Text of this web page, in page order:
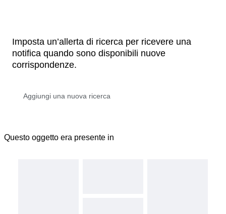
Imposta un’allerta di ricerca per ricevere una
notifica quando sono disponibili nuove
corrispondenze.
Questo oggetto era presente in